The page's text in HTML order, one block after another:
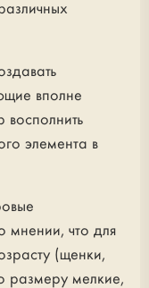
вполне
элемента в
мнении, что для
(щенки,
размеру мелкие,